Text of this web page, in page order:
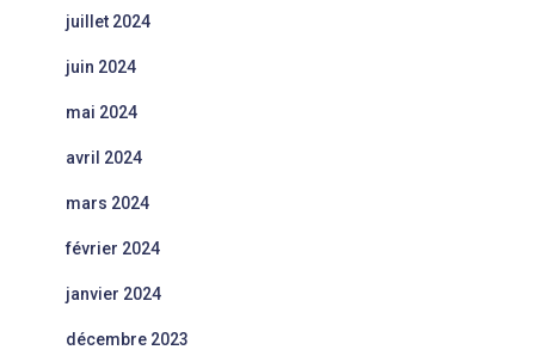
juillet 2024
juin 2024
mai 2024
avril 2024
mars 2024
février 2024
janvier 2024
décembre 2023